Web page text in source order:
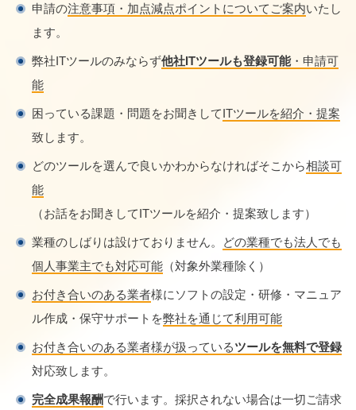
申請の注意事項・加点減点ポイントについてご案内いたし
ます。
弊社ITツールのみならず他社ITツールも登録可能・申請可
能
困っている課題・問題をお聞きしてITツールを紹介・提案
致します。
どのツールを選んで良いかわからなければそこから相談可
能
（お話をお聞きしてITツールを紹介・提案致します）
業種のしばりは設けておりません。
どの業種でも法人でも
個人事業主でも対応可能 （対象外業種除く）
お付き合いのある業者様にソフトの設定・研修・マニュア
ル作成・保守サポートを弊社を通じて利用可能
お付き合いのある業者様が扱っているツールを無料で登録
対応致します。
完全成果報酬で行います。採択されない場合は一切ご請求